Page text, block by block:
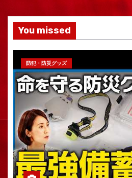
You missed
防犯・防災グッズ